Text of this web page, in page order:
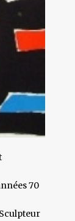
70